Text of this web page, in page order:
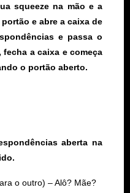
squeeze na mão e a
e abre a caixa de
e passa o
fecha a caixa e começa
o portão aberto.
aberta na
o outro) – Alô? Mãe?